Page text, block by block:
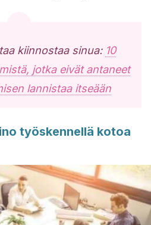
kiinnostaa sinua: 10
jotka eivät antaneet
lannistaa itseään
työskennellä kotoa